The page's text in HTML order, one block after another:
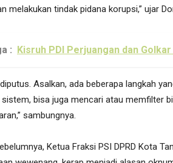
melakukan tindak pidana korupsi,” ujar
: Kisruh PDI Perjuangan dan
Asalkan, ada beberapa langkah
bisa juga mencari atau memfilter
sambungnya.
Ketua Fraksi PSI DPRD Kota